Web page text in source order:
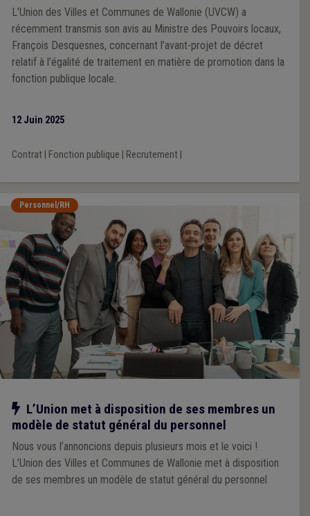
L’Union des Villes et Communes de Wallonie (UVCW) a
récemment transmis son avis au Ministre des Pouvoirs locaux,
François Desquesnes, concernant l’avant-projet de décret
relatif à l’égalité de traitement en matière de promotion dans la
fonction publique locale.
12 Juin 2025
Contrat| Fonction publique Recrutement|
Personnel/RH
Notre action
L’Union met à disposition de ses membres un
modèle de statut général du personnel
Nous vous l’annoncions depuis plusieurs mois et le voici !
L’Union des Villes et Communes de Wallonie met à disposition
de ses membres un modèle de statut général du personnel